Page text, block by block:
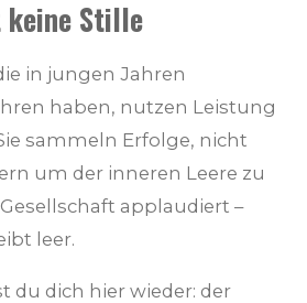
Stille
in jungen Jahren
haben, nutzen Leistung
sammeln Erfolge, nicht
um der inneren Leere zu
applaudiert –
leer.
du dich hier wieder: der